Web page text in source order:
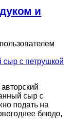
и
сыр с
подать на
блюдо,